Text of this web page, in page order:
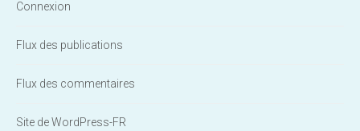
Connexion
Flux des publications
Flux des commentaires
Site de WordPress-FR